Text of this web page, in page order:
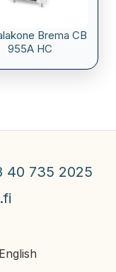
Brema CB
955A HC
40 735 2025